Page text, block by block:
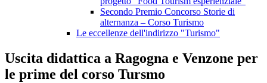
Secondo Premio Concorso Storie di
alternanza – Corso Turismo
Le eccellenze dell'indirizzo "Turismo"
Uscita didattica a Ragogna e Venzone per
le prime del corso Tursmo